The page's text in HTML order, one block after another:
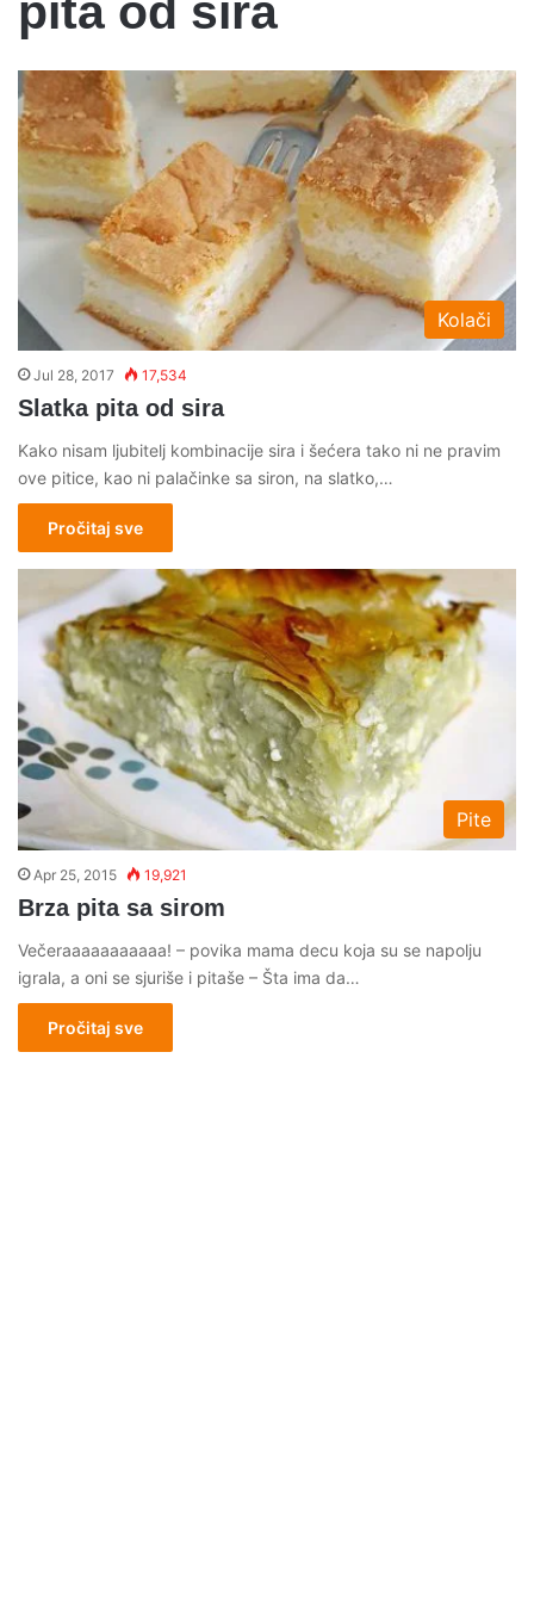
pita od sira
Kolači
Jul 28, 2017 17,534
Slatka pita od sira
Kako nisam ljubitelj kombinacije sira i šećera tako ni ne pravim
ove pitice, kao ni palačinke sa siron, na slatko,…
Pročitaj sve
Pite
Apr 25, 2015 19,921
Brza pita sa sirom
Večeraaaaaaaaaaa! – povika mama decu koja su se napolju
igrala, a oni se sjuriše i pitaše – Šta ima da…
Pročitaj sve